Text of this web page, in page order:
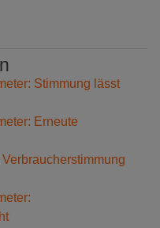
Stimmung lässt
Erneute